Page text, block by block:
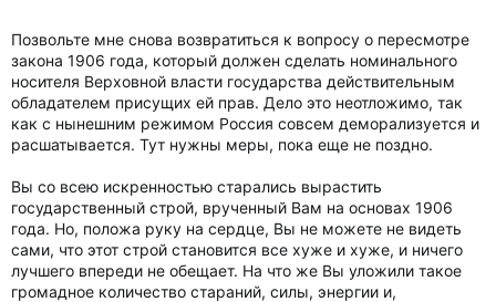
Позвольте мне снова возвратиться к вопросу о пересмотре
закона 1906 года, который должен сделать номинального
носителя Верховной власти государства действительным
обладателем присущих ей прав. Дело это неотложимо, так
как с нынешним режимом Россия совсем деморализуется и
расшатывается. Тут нужны меры, пока еще не поздно.
Вы со всею искренностью старались вырастить
государственный строй, врученный Вам на основах 1906
года. Но, положа руку на сердце, Вы не можете не видеть
сами, что этот строй становится все хуже и хуже, и ничего
лучшего впереди не обещает. На что же Вы уложили такое
громадное количество стараний, силы, энергии и,